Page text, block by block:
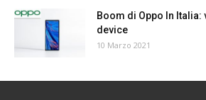
Boom di Oppo In
device
10 Marzo 2021